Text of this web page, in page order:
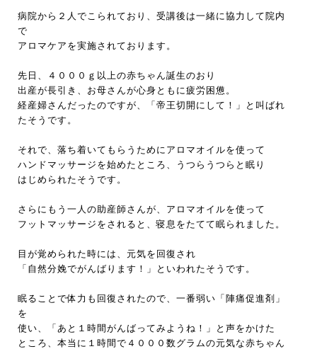
病院から２人でこられており、受講後は一緒に協力して院内
で
アロマケアを実施されております。
先日、４０００ｇ以上の赤ちゃん誕生のおり
出産が長引き、お母さんが心身ともに疲労困憊。
経産婦さんだったのですが、「帝王切開にして！」と叫ばれ
たそうです。
それで、落ち着いてもらうためにアロマオイルを使って
ハンドマッサージを始めたところ、うつらうつらと眠り
はじめられたそうです。
さらにもう一人の助産師さんが、アロマオイルを使って
フットマッサージをされると、寝息をたてて眠られました。
目が覚められた時には、元気を回復され
「自然分娩でがんばります！」といわれたそうです。
眠ることで体力も回復されたので、一番弱い「陣痛促進剤」
を
使い、「あと１時間がんばってみようね！」と声をかけた
ところ、本当に１時間で４０００数グラムの元気な赤ちゃん